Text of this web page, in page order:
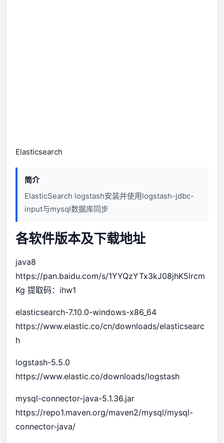
Elasticsearch
简介
ElasticSearch logstash安装并使用logstash-jdbc-
input与mysql数据库同步
各软件版本及下载地址
java8
https://pan.baidu.com/s/1YYQzYTx3kJ08jhK5lrcm
Kg 提取码：ihw1
elasticsearch-7.10.0-windows-x86_64
https://www.elastic.co/cn/downloads/elasticsearc
h
logstash-5.5.0
https://www.elastic.co/downloads/logstash
mysql-connector-java-5.1.36.jar
https://repo1.maven.org/maven2/mysql/mysql-
connector-java/